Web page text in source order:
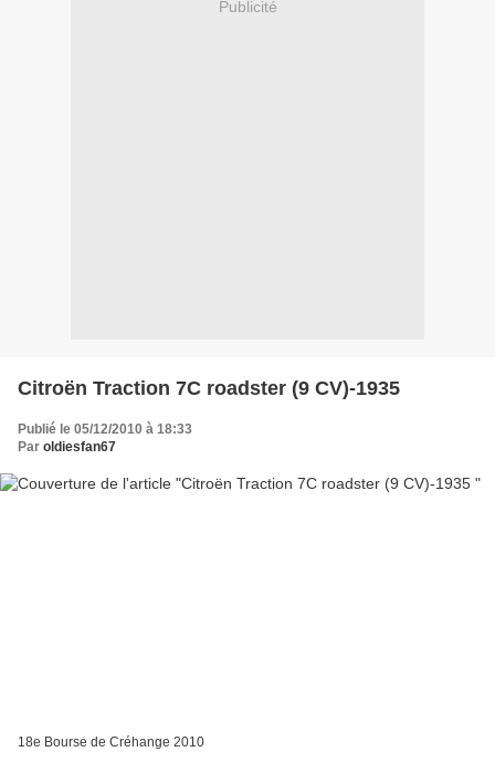
Publicité
Citroën Traction 7C roadster (9 CV)-1935
Publié le 05/12/2010 à 18:33
Par oldiesfan67
18e Bourse de Créhange 2010